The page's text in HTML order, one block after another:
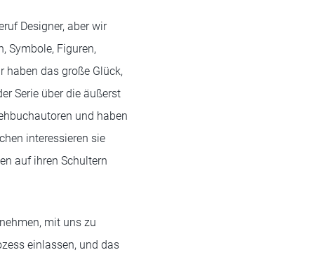
Designer, aber wir
Symbole, Figuren,
haben das große Glück,
Serie über die äußerst
und haben
interessieren sie
auf ihren Schultern
mit uns zu
einlassen, und das